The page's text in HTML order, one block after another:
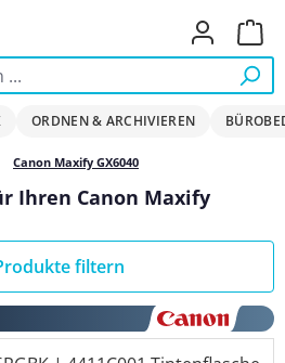
ORDNEN & ARCHIVIEREN
Canon Maxify GX6040
Ihren Canon Maxify
filtern